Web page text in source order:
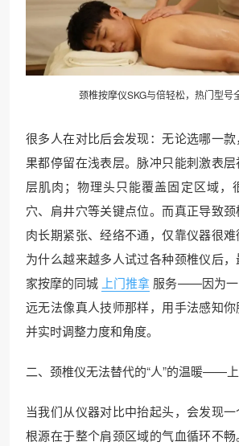
颈椎按摩仪SKG与倍轻松，热门型号
很多人在对比后会发现：无论选哪一
果都停留在浅表层。脉冲只能刺激表
层肌肉；物理头只能覆盖固定区域，
穴、肩井穴等关键点位。而真正导致
肉长期紧张、经络不通，仅靠仪器很
为什么越来越多人试过各种颈椎仪后
家按摩的同城 上门推拿 服务——因为一
远无法像真人技师那样，用手法感知你
并实时调整力度和角度。
二、颈椎仪无法替代的“人”的温暖——
当我们从仪器对比中抬起头，会发现
根源在于整个肩颈区域的气血循环不